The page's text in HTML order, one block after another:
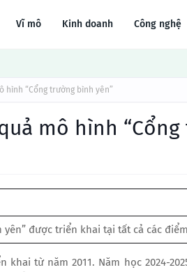
Vĩ mô Kinh doanh Công nghệ
hình “Cổng trường bình yên”
mô hình
yên” được triển khai tại tất cả các
khai từ năm 2011. Năm học 2024-